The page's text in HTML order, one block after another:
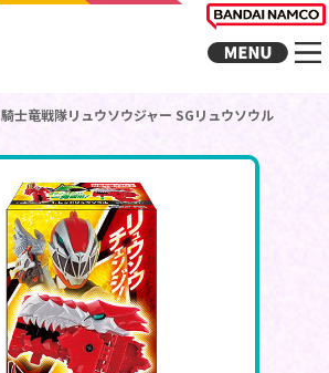
騎士竜戦隊リュウソウジャー SGリュウソウル